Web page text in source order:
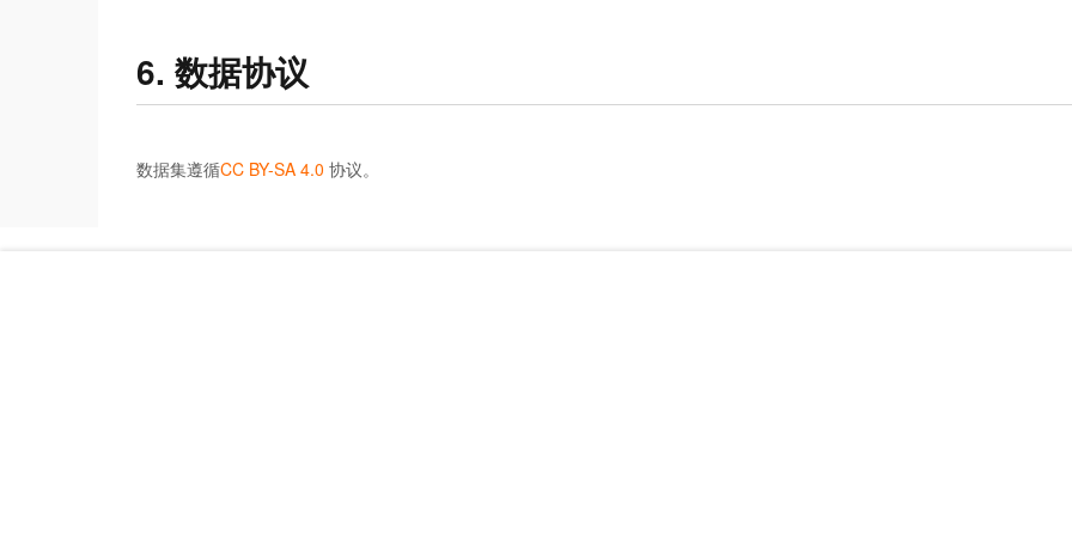
6. 数据协议
数据集遵循CC BY-SA 4.0 协议。